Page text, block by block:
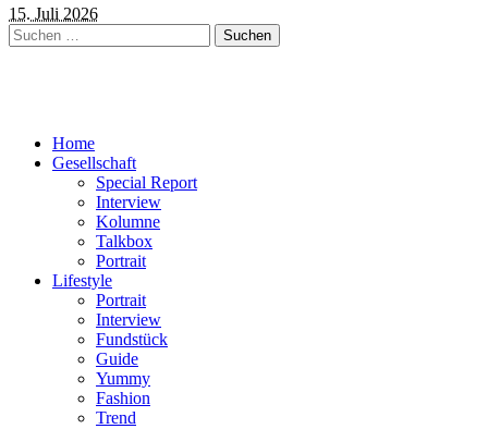
15. Juli 2026
Suchen
nach:
Home
Gesellschaft
Special Report
Interview
Kolumne
Talkbox
Portrait
Lifestyle
Portrait
Interview
Fundstück
Guide
Yummy
Fashion
Trend